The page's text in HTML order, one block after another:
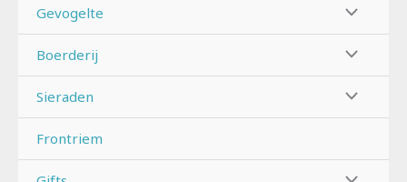
Gevogelte
Boerderij
Sieraden
Frontriem